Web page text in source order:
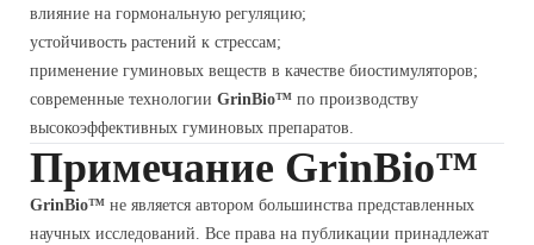
влияние на гормональную регуляцию;
устойчивость растений к стрессам;
применение гуминовых веществ в качестве биостимуляторов;
современные технологии GrinBio™ по производству
высокоэффективных гуминовых препаратов.
Примечание GrinBio™
GrinBio™ не является автором большинства представленных
научных исследований. Все права на публикации принадлежат